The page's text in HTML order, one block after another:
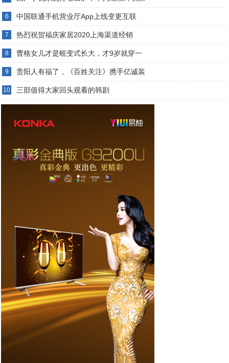
6 中国联通手机营业厅App上线变更互联
7 热烈祝贺福庆家居2020上海渠道经销
8 曹格女儿才是蜕变式长大，才9岁就穿一
9 贵阳人有福了，《百姓关注》携手亿诚装
10 三部值得大家回头观看的韩剧